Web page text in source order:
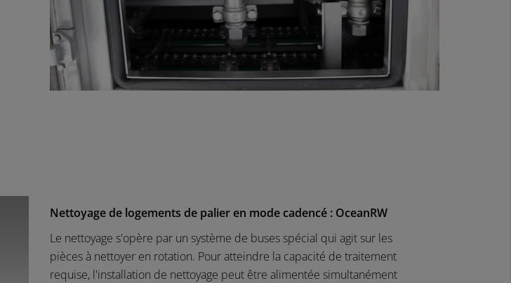
Nettoyage de logements de palier en mode cadencé : OceanRW
Le nettoyage s'opère par un système de buses spécial qui agit sur les
pièces à nettoyer en rotation. Pour atteindre la capacité de traitement
requise, l'installation de nettoyage peut être alimentée simultanément